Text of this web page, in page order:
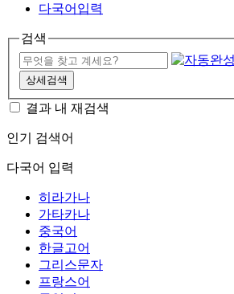
다국어입력
검색
상세검색
결과 내 재검색
인기 검색어
다국어 입력
히라가나
가타카나
중국어
한글고어
그리스문자
프랑스어